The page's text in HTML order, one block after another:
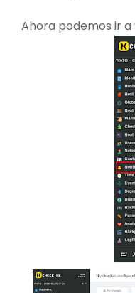
Ahora podemos ir a